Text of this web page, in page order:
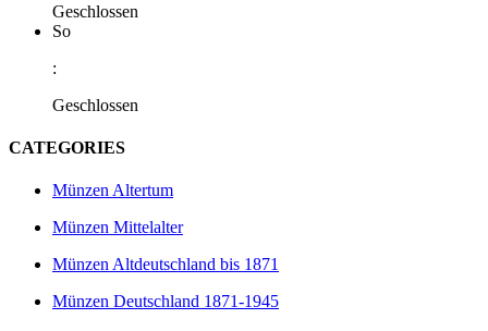
Geschlossen
So
:
Geschlossen
CATEGORIES
Münzen Altertum
Münzen Mittelalter
Münzen Altdeutschland bis 1871
Münzen Deutschland 1871-1945